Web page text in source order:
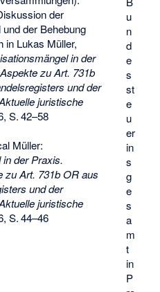
u
n
d
e
s
st
e
u
er
in
s
g
e
s
a
m
t
in
P
der
der Behebung
in Lukas Müller,
in der
zu Art. 731b
und der
juristische
S.42–58
Müller:
der Praxis.
zu Art. 731b OR aus
und der
juristische
S.44–46